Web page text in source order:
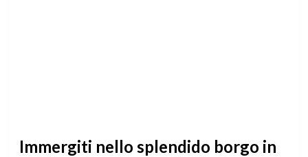
Immergiti nello splendido borgo in